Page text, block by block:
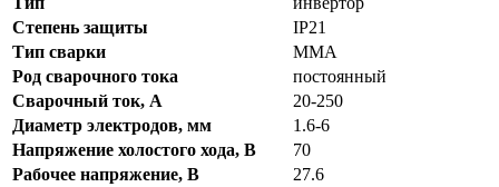
Степень защиты
IP21
Тип сварки
ММА
Род сварочного тока
постоянный
Сварочный ток, А
20-250
Диаметр электродов, мм
1.6-6
Напряжение холостого хода, В
70
Рабочее напряжение, В
27.6